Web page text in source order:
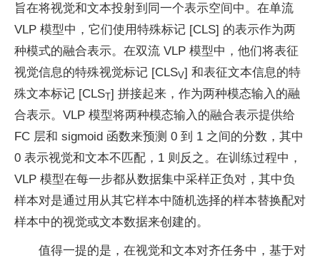
旨在将视觉和文本投射到同一个表示空间中。在单流
VLP 模型中，它们使用特殊标记 [CLS] 的表示作为两
种模式的融合表示。在双流 VLP 模型中，他们将表征
视觉信息的特殊视觉标记 [CLSV] 和表征文本信息的特
殊文本标记 [CLST] 拼接起来，作为两种模态输入的融
合表示。VLP 模型将两种模态输入的融合表示提供给
FC 层和 sigmoid 函数来预测 0 到 1 之间的分数，其中
0 表示视觉和文本不匹配，1 则反之。在训练过程中，
VLP 模型在每一步都从数据集中采样正负对，其中负
样本对是通过用从其它样本中随机选择的样本替换配对
样本中的视觉或文本数据来创建的。
值得一提的是，在视觉和文本对齐任务中，基于对